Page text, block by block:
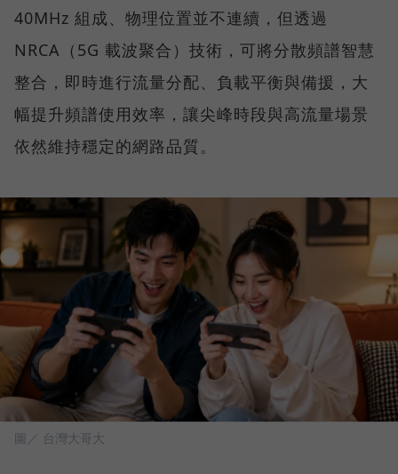
40MHz 組成、物理位置並不連續，但透過
NRCA（5G 載波聚合）技術，可將分散頻譜智慧
整合，即時進行流量分配、負載平衡與備援，大
幅提升頻譜使用效率，讓尖峰時段與高流量場景
依然維持穩定的網路品質。
圖／ 台灣大哥大